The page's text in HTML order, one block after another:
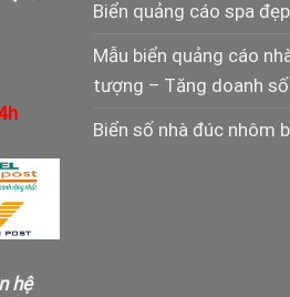
hệ
Biển quảng cáo spa
Mẫu biển quảng cáo
tượng – Tăng doanh
Biển số nhà đúc nhôm